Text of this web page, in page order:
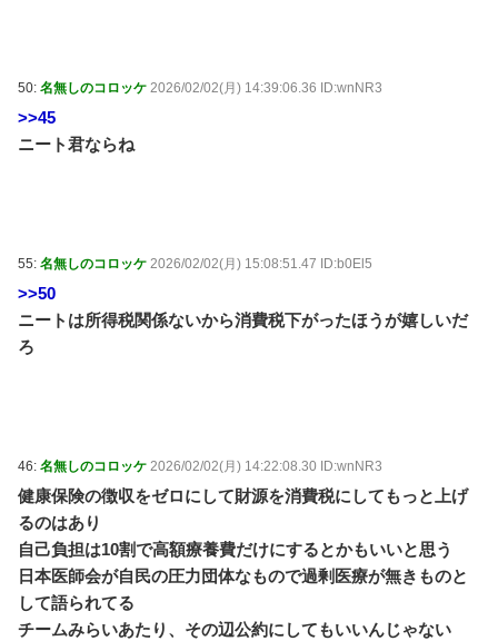
50: 名無しのコロッケ 2026/02/02(月) 14:39:06.36 ID:wnNR3
>>45
ニート君ならね
55: 名無しのコロッケ 2026/02/02(月) 15:08:51.47 ID:b0El5
>>50
ニートは所得税関係ないから消費税下がったほうが嬉しいだ
ろ
46: 名無しのコロッケ 2026/02/02(月) 14:22:08.30 ID:wnNR3
健康保険の徴収をゼロにして財源を消費税にしてもっと上げ
るのはあり
自己負担は10割で高額療養費だけにするとかもいいと思う
日本医師会が自民の圧力団体なもので過剰医療が無きものと
して語られてる
チームみらいあたり、その辺公約にしてもいいんじゃない